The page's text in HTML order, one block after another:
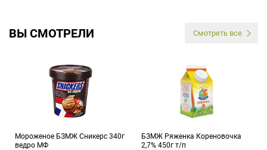
ВЫ СМОТРЕЛИ Смотреть все
Мороженое БЗМЖ Сникерс 340г
ведро МФ
БЗМЖ Ряженка Кореновочка
2,7% 450г т/п